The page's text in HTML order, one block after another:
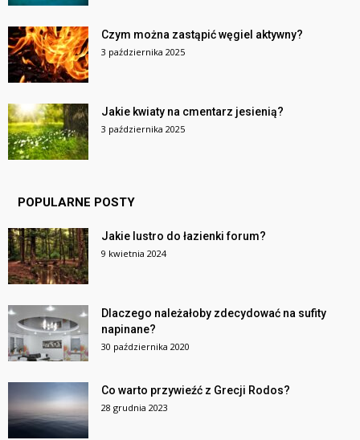
Czym można zastąpić węgiel aktywny?
3 października 2025
Jakie kwiaty na cmentarz jesienią?
3 października 2025
POPULARNE POSTY
Jakie lustro do łazienki forum?
9 kwietnia 2024
Dlaczego należałoby zdecydować na sufity
napinane?
30 października 2020
Co warto przywieźć z Grecji Rodos?
28 grudnia 2023